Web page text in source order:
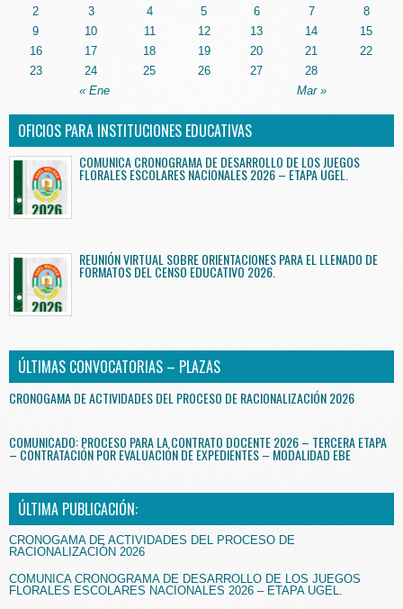
« Ene Mar »
2
3 4 5 6 7
8
9
10 11 12 13 14
15
16
17 18 19 20 21
22
23
24 25 26 27 28
OFICIOS PARA INSTITUCIONES EDUCATIVAS
COMUNICA CRONOGRAMA DE DESARROLLO DE LOS JUEGOS
FLORALES ESCOLARES NACIONALES 2026 – ETAPA UGEL.
REUNIÓN VIRTUAL SOBRE ORIENTACIONES PARA EL LLENADO DE
FORMATOS DEL CENSO EDUCATIVO 2026.
ÚLTIMAS CONVOCATORIAS – PLAZAS
CRONOGAMA DE ACTIVIDADES DEL PROCESO DE RACIONALIZACIÓN 2026
COMUNICADO: PROCESO PARA LA CONTRATO DOCENTE 2026 – TERCERA ETAPA
– CONTRATACIÓN POR EVALUACIÓN DE EXPEDIENTES – MODALIDAD EBE
ÚLTIMA PUBLICACIÓN:
CRONOGAMA DE ACTIVIDADES DEL PROCESO DE
RACIONALIZACIÓN 2026
COMUNICA CRONOGRAMA DE DESARROLLO DE LOS JUEGOS
FLORALES ESCOLARES NACIONALES 2026 – ETAPA UGEL.